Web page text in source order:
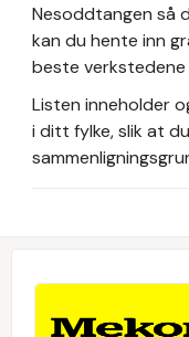
Nesoddtangen så
kan du hente inn
beste
Listen inneholder
i ditt fylke, slik at